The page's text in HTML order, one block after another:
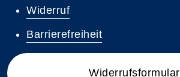
Widerruf
Barrierefreiheit
Widerrufsformular